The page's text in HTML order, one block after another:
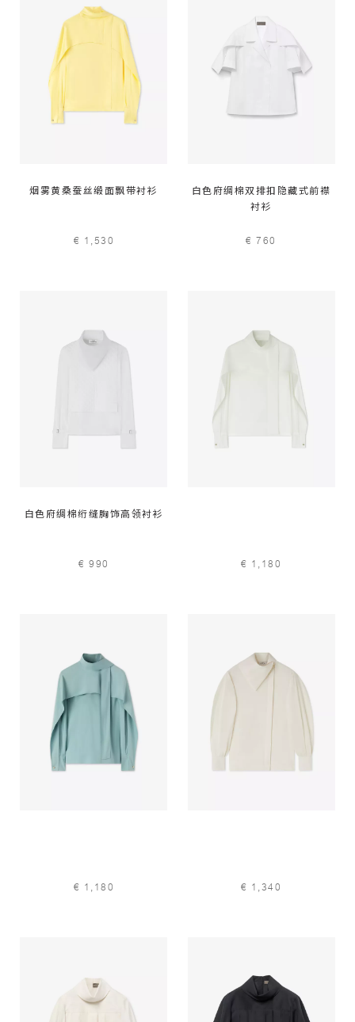
烟雾黄桑蚕丝缎面飘带衬衫
€ 1,530
白色府绸棉双排扣隐藏式前襟
衬衫
€ 760
白色府绸棉绗缝胸饰高领衬衫
€ 990 € 1,180
€ 1,180 € 1,340